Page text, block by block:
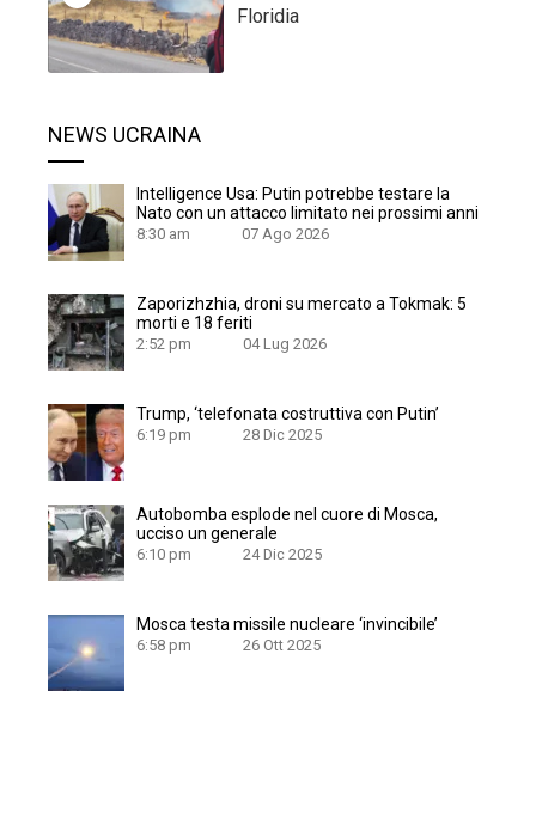
Floridia
NEWS UCRAINA
Intelligence Usa: Putin potrebbe testare la
Nato con un attacco limitato nei prossimi anni
8:30 am 07 Ago 2026
Zaporizhzhia, droni su mercato a Tokmak: 5
morti e 18 feriti
2:52 pm 04 Lug 2026
Trump, ‘telefonata costruttiva con Putin’
6:19 pm 28 Dic 2025
Autobomba esplode nel cuore di Mosca,
ucciso un generale
6:10 pm 24 Dic 2025
Mosca testa missile nucleare ‘invincibile’
6:58 pm 26 Ott 2025